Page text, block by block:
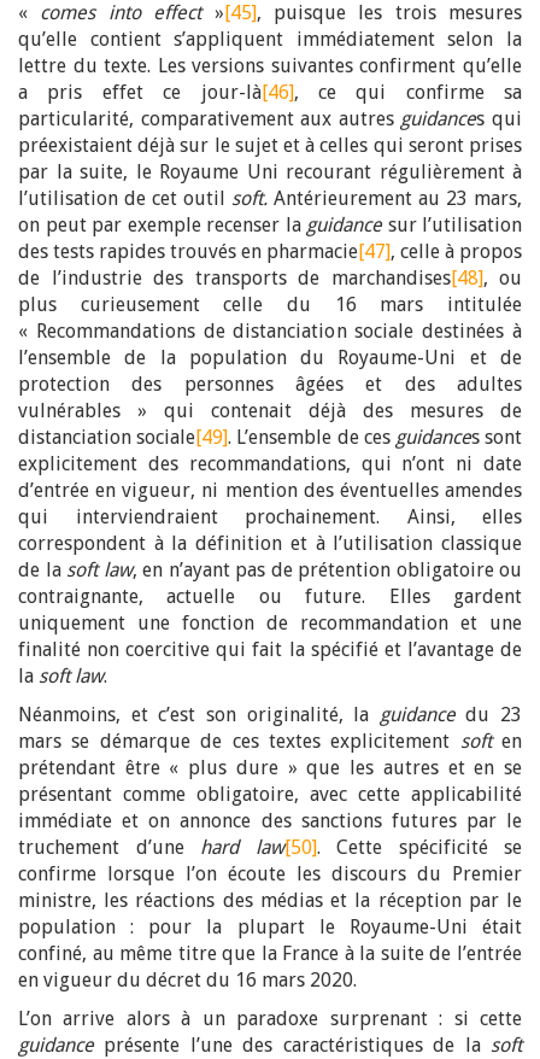
« comes into effect» [45], puisque les trois mesures
qu’elle contient s’appliquent immédiatement selon la
lettre du texte. Les versions suivantes confirment qu’elle
a pris effet ce jour-là[46], ce qui confirme sa
particularité, comparativement aux autres guidances qui
préexistaient déjà sur le sujet et à celles qui seront prises
par la suite, le Royaume Uni recourant régulièrement à
l’utilisation de cet outil soft. Antérieurement au 23 mars,
on peut par exemple recenser la guidancesur l’utilisation
des tests rapides trouvés en pharmacie[47], celle à propos
de l’industrie des transports de marchandises[48], ou
plus curieusement celle du 16 mars intitulée
« Recommandations de distanciation sociale destinées à
l’ensemble de la population du Royaume-Uni et de
protection des personnes âgées et des adultes
vulnérables » qui contenait déjà des mesures de
distanciation sociale[49]. L’ensemble de ces guidances sont
explicitement des recommandations, qui n’ont ni date
d’entrée en vigueur, ni mention des éventuelles amendes
qui interviendraient prochainement. Ainsi, elles
correspondent à la définition et à l’utilisation classique
de la soft law, en n’ayant pas de prétention obligatoire ou
contraignante, actuelle ou future. Elles gardent
uniquement une fonction de recommandation et une
finalité non coercitive qui fait la spécifié et l’avantage de
la soft law.
Néanmoins, et c’est son originalité, la guidancedu 23
mars se démarque de ces textes explicitement soften
prétendant être « plus dure » que les autres et en se
présentant comme obligatoire, avec cette applicabilité
immédiate et on annonce des sanctions futures par le
truchement d’une hard law[50]. Cette spécificité se
confirme lorsque l’on écoute les discours du Premier
ministre, les réactions des médias et la réception par le
population : pour la plupart le Royaume-Uni était
confiné, au même titre que la France à la suite de l’entrée
en vigueur du décret du 16 mars 2020.
L’on arrive alors à un paradoxe surprenant : si cette
guidanceprésente l’une des caractéristiques de la soft